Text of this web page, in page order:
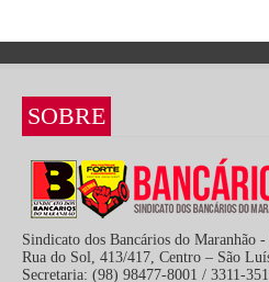
SOBRE
Sindicato dos Bancários do Maranhão
Rua do Sol, 413/417, Centro – São
Secretaria: (98) 98477-8001 / 3311-